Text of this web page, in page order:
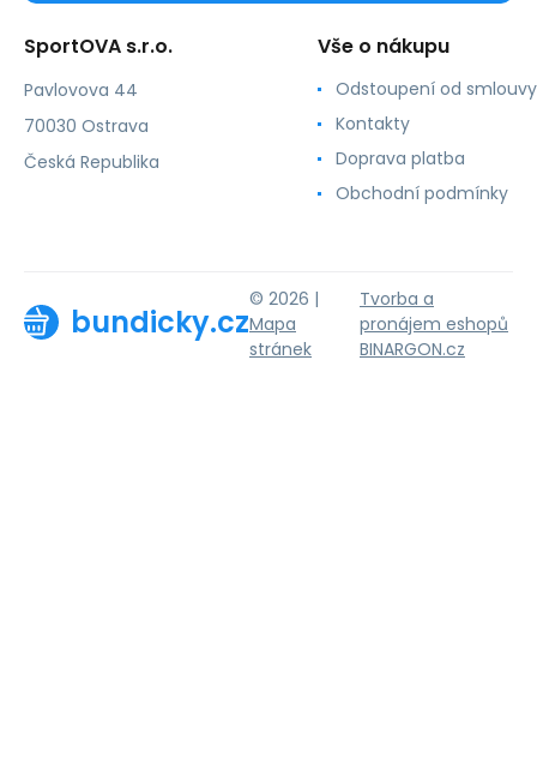
SportOVA s.r.o.
Pavlovova 44
70030 Ostrava
Česká Republika
Vše o nákupu
Odstoupení od smlouvy
Kontakty
Doprava platba
Obchodní podmínky
bundicky.cz
© 2026 |
Mapa
stránek
Tvorba a
pronájem eshopů
BINARGON.cz